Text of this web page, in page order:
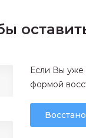
Если Вы уже
формой